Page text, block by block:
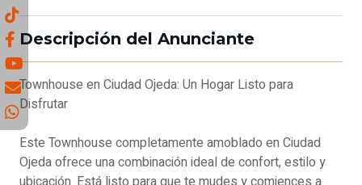
Descripción del Anunciante
Townhouse en Ciudad Ojeda: Un Hogar Listo para
Disfrutar
Este Townhouse completamente amoblado en Ciudad
Ojeda ofrece una combinación ideal de confort, estilo y